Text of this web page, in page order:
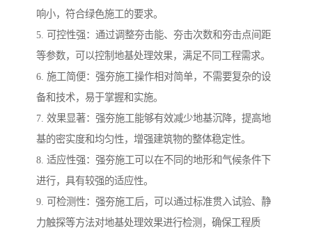
响小，符合绿色施工的要求。
5. 可控性强：通过调整夯击能、夯击次数和夯击点间距
等参数，可以控制地基处理效果，满足不同工程需求。
6. 施工简便：强夯施工操作相对简单，不需要复杂的设
备和技术，易于掌握和实施。
7. 效果显著：强夯施工能够有效减少地基沉降，提高地
基的密实度和均匀性，增强建筑物的整体稳定性。
8. 适应性强：强夯施工可以在不同的地形和气候条件下
进行，具有较强的适应性。
9. 可检测性：强夯施工后，可以通过标准贯入试验、静
力触探等方法对地基处理效果进行检测，确保工程质